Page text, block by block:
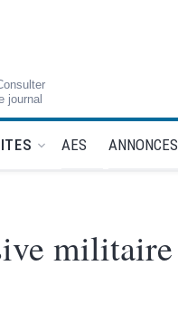
journal
D’ACCUEIL DE L'ESSOR
AES ANNONCES